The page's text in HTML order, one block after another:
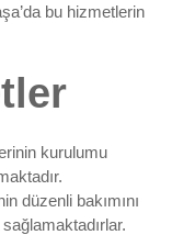
bu hizmetlerin
kurulumu
düzenli bakımını